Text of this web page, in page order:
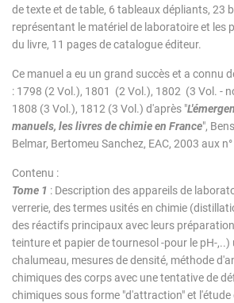
de texte et de table, 6 tableaux dépliants, 23
représentant le matériel de laboratoire et les
du livre, 11 pages de catalogue éditeur.
Ce manuel a eu un grand succès et a connu
: 1798 (2 Vol.), 1801
(2 Vol.), 1802 (3 Vol. -
1808 (3 Vol.), 1812 (3 Vol.) d'après "
manuels, les livres de chimie en France",
Belmar, Bertomeu Sanchez, EAC, 2003 aux
Contenu :
Tome 1 : Description des appareils de
verrerie, des termes usités en chimie
des réactifs principaux avec leurs
teinture et papier de tournesol -pour le pH-
chalumeau, mesures de densité, méthode
chimiques des corps avec une tentative de
chimiques sous forme "d'attraction" et l'étude